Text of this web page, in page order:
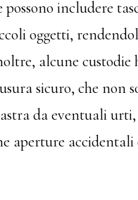
includere
oggetti,
alcune custodie
sicuro, che non
da eventuali
aperture